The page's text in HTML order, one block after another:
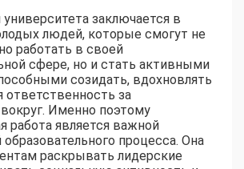
заключается в
людей, которые смогут не
работать в своей
сфере, но и стать активными
созидать, вдохновлять
ответственность за
Именно поэтому
работа является важной
процесса. Она
раскрывать лидерские